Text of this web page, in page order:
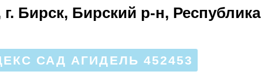
Бирск, Бирский р-н, Республика
САД АГИДЕЛЬ 452453